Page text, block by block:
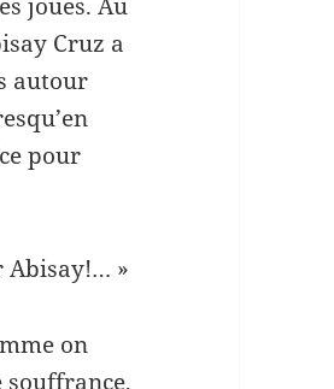
Cruz a
autour
pour
Abisay!… »
on
souffrance,